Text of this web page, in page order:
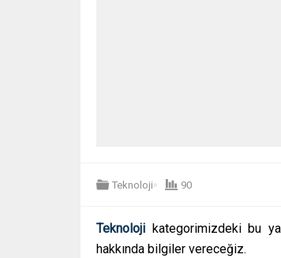
Teknoloji 90
Teknoloji kategorimizdeki bu
hakkında bilgiler vereceğiz.